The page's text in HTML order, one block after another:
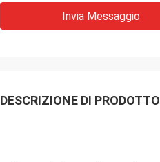
Invia Messaggio
DESCRIZIONE DI PRODOTTO